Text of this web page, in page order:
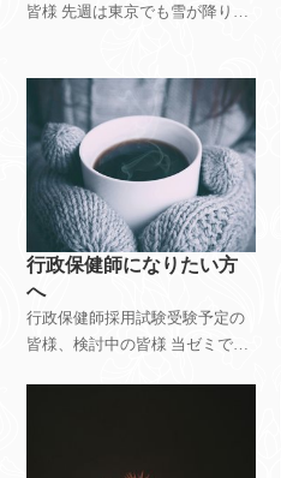
皆様 先週は東京でも雪が降り、
して今週末は春を思わせるよう
な暖かさになるとの予報?? 花粉
症の当方は
行政保健師になりたい方
へ
行政保健師採用試験受験予定の
皆様、検討中の皆様 当ゼミでは